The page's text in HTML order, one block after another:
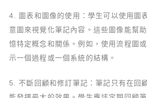
4. 圖表和圖像的使用：學生可以使用圖
意圖來視覺化筆記內容。這些圖像能幫
憶特定概念和關係。例如，使用流程圖
示一個過程或一個系統的結構。
5. 不斷回顧和修訂筆記：筆記只有在回